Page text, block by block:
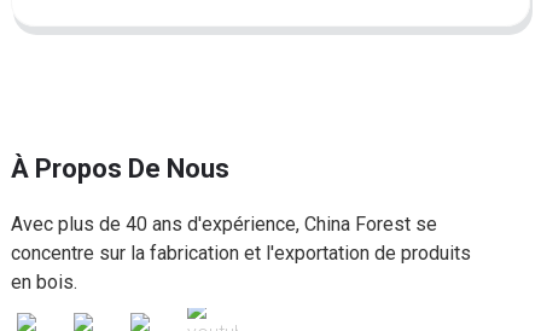
À Propos De Nous
Avec plus de 40 ans d'expérience, China Forest se
concentre sur la fabrication et l'exportation de produits
en bois.